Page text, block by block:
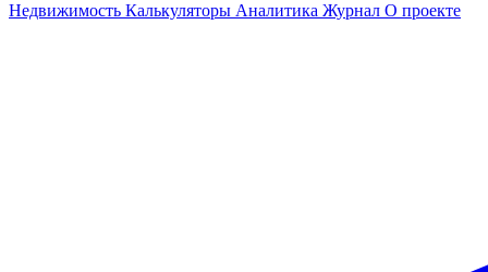
Недвижимость Калькуляторы Аналитика Журнал О проекте